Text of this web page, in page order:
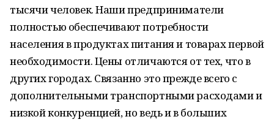
тысячи человек. Наши предприниматели
полностью обеспечивают потребности
населения в продуктах питания и товарах первой
необходимости. Цены отличаются от тех, что в
других городах. Связанно это прежде всего с
дополнительными транспортными расходами и
низкой конкуренцией, но ведь и в больших